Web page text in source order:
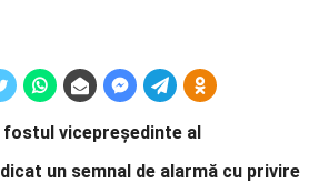
fostul vicepreședinte al
un semnal de alarmă cu privire